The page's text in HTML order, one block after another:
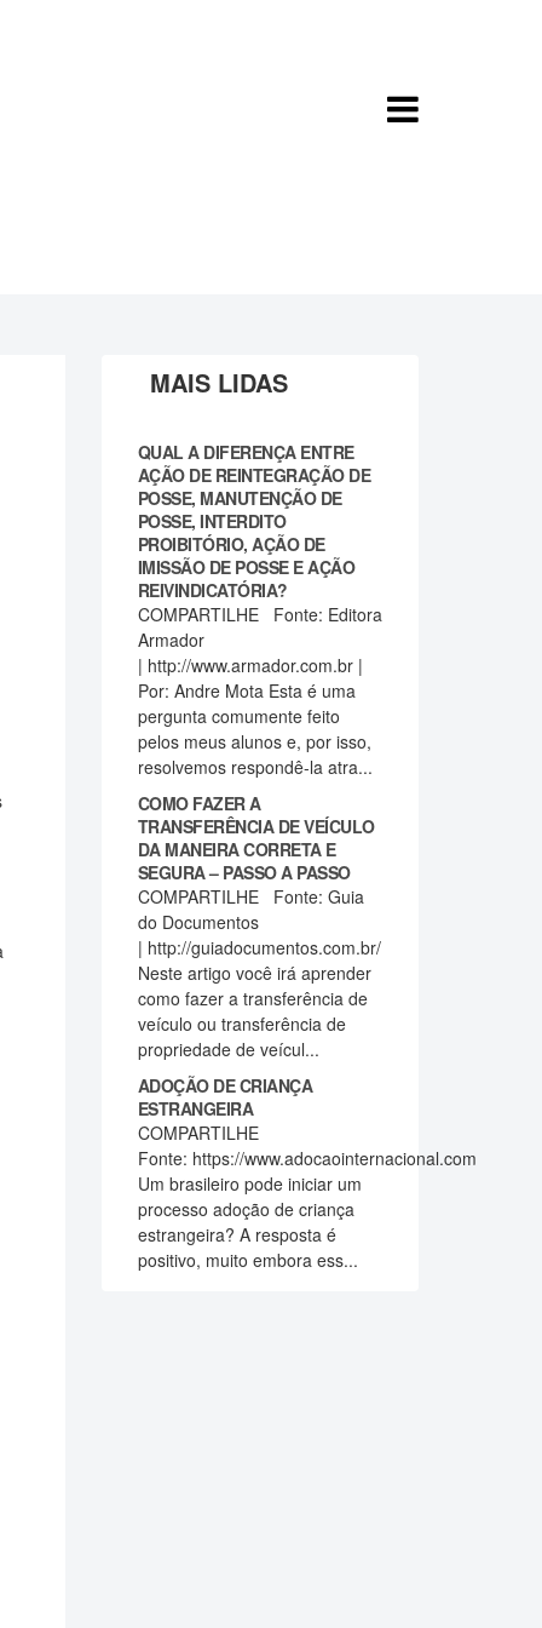
MAIS LIDAS
QUAL A DIFERENÇA ENTRE
AÇÃO DE REINTEGRAÇÃO DE
POSSE, MANUTENÇÃO DE
POSSE, INTERDITO
PROIBITÓRIO, AÇÃO DE
IMISSÃO DE POSSE E AÇÃO
REIVINDICATÓRIA?
COMPARTILHE Fonte: Editora
Armador
| http://www.armador.com.br |
Por: Andre Mota Esta é uma
pergunta comumente feito
pelos meus alunos e, por isso,
resolvemos respondê-la atra...
COMO FAZER A
TRANSFERÊNCIA DE VEÍCULO
DA MANEIRA CORRETA E
SEGURA – PASSO A PASSO
COMPARTILHE Fonte: Guia
do Documentos
| http://guiadocumentos.com.br/
Neste artigo você irá aprender
como fazer a transferência de
veículo ou transferência de
propriedade de veícul...
ADOÇÃO DE CRIANÇA
ESTRANGEIRA
COMPARTILHE
Fonte: https://www.adocaointernacional.com
Um brasileiro pode iniciar um
processo adoção de criança
estrangeira? A resposta é
positivo, muito embora ess...